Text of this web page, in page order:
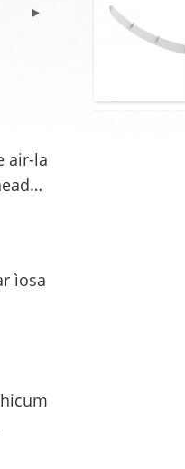
air-la
ìosa